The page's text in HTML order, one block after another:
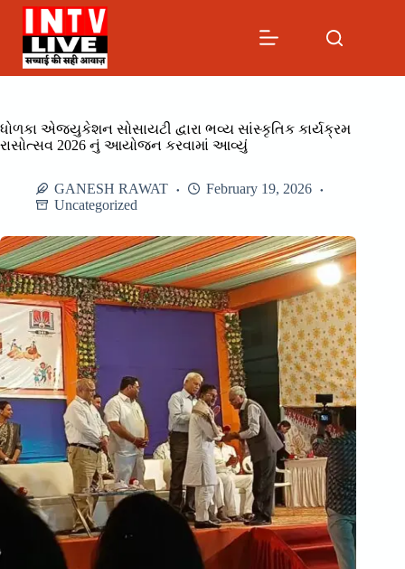
Skip
content
ધોળકા એજ્યુકેશન સોસાયટી દ્વારા ભવ્ય સાંસ્કૃતિક કાર્યક્રમ
રાસોત્સવ 2026 નું આયોજન કરવામાં આવ્યું
GANESH RAWAT
February 19, 2026
Uncategorized